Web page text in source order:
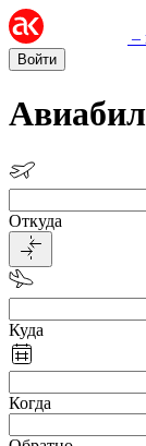
–
Войти
Откуда
Куда
Когда